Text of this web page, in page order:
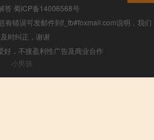
答 蜀ICP备14006568号
有错误可发邮件到f_fb#foxmail.com说明，我们
时纠正，谢谢
好，不接盈利性广告及商业合作
小男孩